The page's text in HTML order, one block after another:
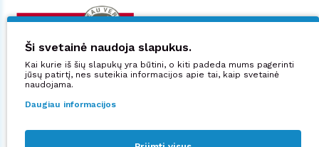
Ši svetainė naudoja slapukus.
Kai kurie iš šių slapukų yra būtini, o kiti padeda mums pagerinti
jūsų patirtį, nes suteikia informacijos apie tai, kaip svetainė
naudojama.
Daugiau informacijos